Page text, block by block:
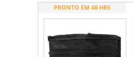
PRONTO EM 48 HRS